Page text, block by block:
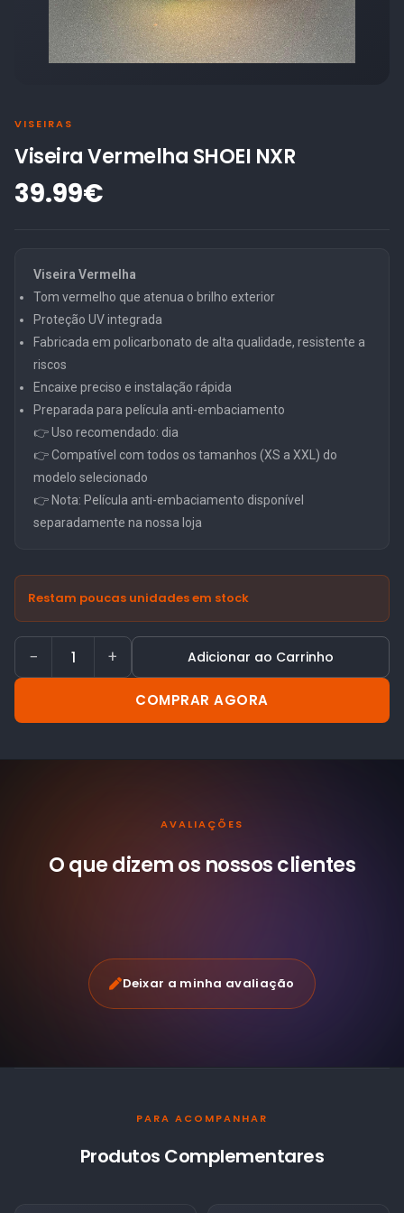
VISEIRAS
Viseira Vermelha SHOEI NXR
39.99€
Viseira Vermelha
Tom vermelho que atenua o brilho exterior
Proteção UV integrada
Fabricada em policarbonato de alta qualidade, resistente a
riscos
Encaixe preciso e instalação rápida
Preparada para película anti-embaciamento
👉 Uso recomendado: dia
👉 Compatível com todos os tamanhos (XS a XXL) do
modelo selecionado
👉 Nota: Película anti-embaciamento disponível
separadamente na nossa loja
Restam poucas unidades em stock
− + Adicionar ao Carrinho
COMPRAR AGORA
AVALIAÇÕES
O que dizem os nossosclientes
Deixar a minha avaliação
PARA ACOMPANHAR
Produtos Complementares